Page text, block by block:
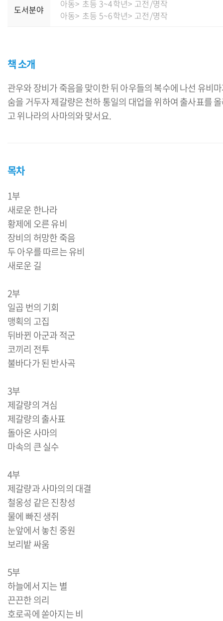
도서분야 아동> 초등 3~4학년> 고전/명작
아동> 초등 5~6학년> 고전/명작
책 소개
관우와 장비가 죽음을 맞이한 뒤 아우들의 복수에 나선 유비
숨을 거두자 제갈량은 천하 통일의 대업을 위하여 출사표를
고 위나라의 사마의와 맞서요.
목차
1부
새로운 한나라
황제에 오른 유비
장비의 허망한 죽음
두 아우를 따르는 유비
새로운 길
2부
일곱 번의 기회
맹획의 고집
뒤바뀐 아군과 적군
코끼리 전투
불바다가 된 반사곡
3부
제갈량의 겨심
제갈량의 출사표
돌아온 사마의
마속의 큰 실수
4부
제갈량과 사마의의 대결
철옹성 같은 진창성
물에 빠진 생쥐
눈앞에서 놓친 중원
보리밭 싸움
5부
하늘에서 지는 별
끈끈한 의리
호로곡에 쏟아지는 비